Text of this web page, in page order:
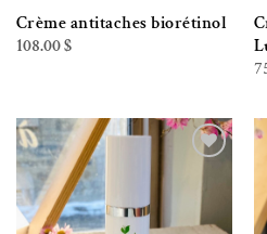
Crème antitaches biorétinol
108.00$
Ajouter à la liste de souhaits